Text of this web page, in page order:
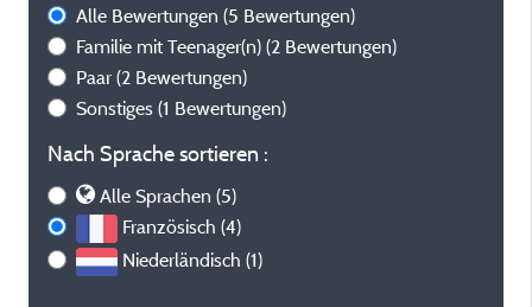
Alle Bewertungen (5 Bewertungen)
Familie mit Teenager(n) (2 Bewertungen)
Paar (2 Bewertungen)
Sonstiges (1 Bewertungen)
Nach Sprache sortieren :
Alle Sprachen (5)
Französisch (4)
Niederländisch (1)